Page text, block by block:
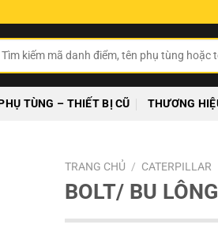
TÙNG – THIẾT BỊ CŨ THƯƠNG
TRANG CHỦ / CATERPILLAR
BOLT/ BU